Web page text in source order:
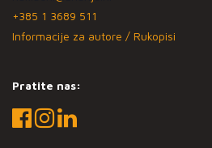
+385 1 3689 511
Informacije za autore / Rukopisi
Pratite nas: